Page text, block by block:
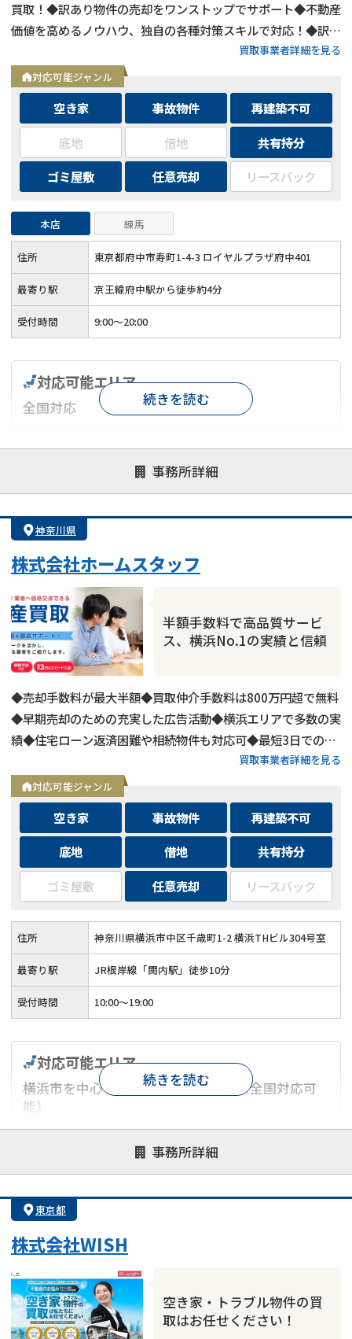
買取！◆訳あり物件の売却をワンストップでサポート◆不動産
価値を高めるノウハウ、独自の各種対策スキルで対応！◆訳あ
買取事業者詳細を見る
対応可能ジャンル
空き家 事故物件
再建築不可
底地
借地
共有持分
ゴミ屋敷
任意売却 リースバック
本店 練馬
住所 東京都府中市寿町1-4-3 ロイヤルプラザ府中401
最寄り駅 京王線府中駅から徒歩約4分
受付時間 9:00～20:00
事務所詳細
対応可能エリア
全国対応
対応が親身 オンライン面談可能
レスポンスが早い
1億円以上の買取可
続きを読む
神奈川県
株式会社ホームスタッフ
半額手数料で高品質サービ
ス、横浜No.1の実績と信頼
◆売却手数料が最大半額◆買取仲介手数料は800万円超で無料
◆早期売却のための充実した広告活動◆横浜エリアで多数の実
績◆住宅ローン返済困難や相続物件も対応可◆最短3日での売
却も可能◆プロフェッショナルによる徹底サポート買取事業者詳細を見る
対応可能ジャンル
空き家 事故物件
再建築不可
底地
借地
共有持分
ゴミ屋敷
任意売却 リースバック
住所 神奈川県横浜市中区千歳町1-2 横浜THビル304号室
最寄り駅 JR根岸線「関内駅」徒歩10分
受付時間 10:00～19:00
事務所詳細
対応可能エリア
横浜市を中心とした神奈川県エリア（全国対応可
能）
オンライン面談可能
決済までが早い
1億円以上の買取可
業歴10年以上
業者案件歓迎
士業連携有り
続きを読む
東京都
株式会社WISH
空き家・トラブル物件の買
取はお任せください！